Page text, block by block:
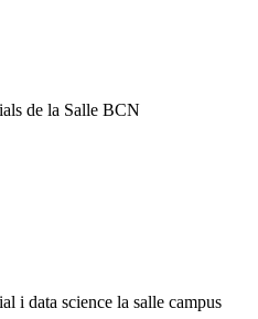
de la Salle BCN